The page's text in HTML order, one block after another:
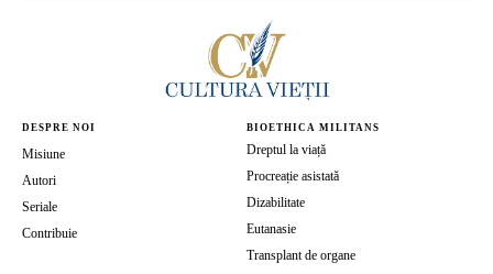
DESPRE NOI
Misiune
Autori
Seriale
Contribuie
BIOETHICA MILITANS
Dreptul la viață
Procreație asistată
Dizabilitate
Eutanasie
Transplant de organe